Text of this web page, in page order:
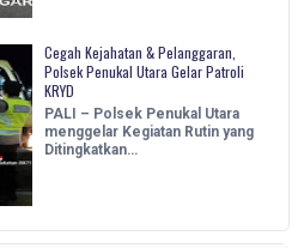
Cegah Kejahatan & Pelanggaran,
Polsek Penukal Utara Gelar Patroli
KRYD
PALI – Polsek Penukal Utara
menggelar Kegiatan Rutin yang
Ditingkatkan…